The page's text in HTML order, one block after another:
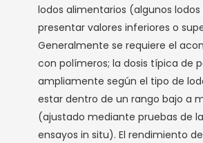
lodos alimentarios (algunos
presentar valores inferiores o
Generalmente se requiere el
con polímeros; la dosis típica de
ampliamente según el tipo de
estar dentro de un rango bajo a
(ajustado mediante pruebas de
ensayos in situ). El rendimiento